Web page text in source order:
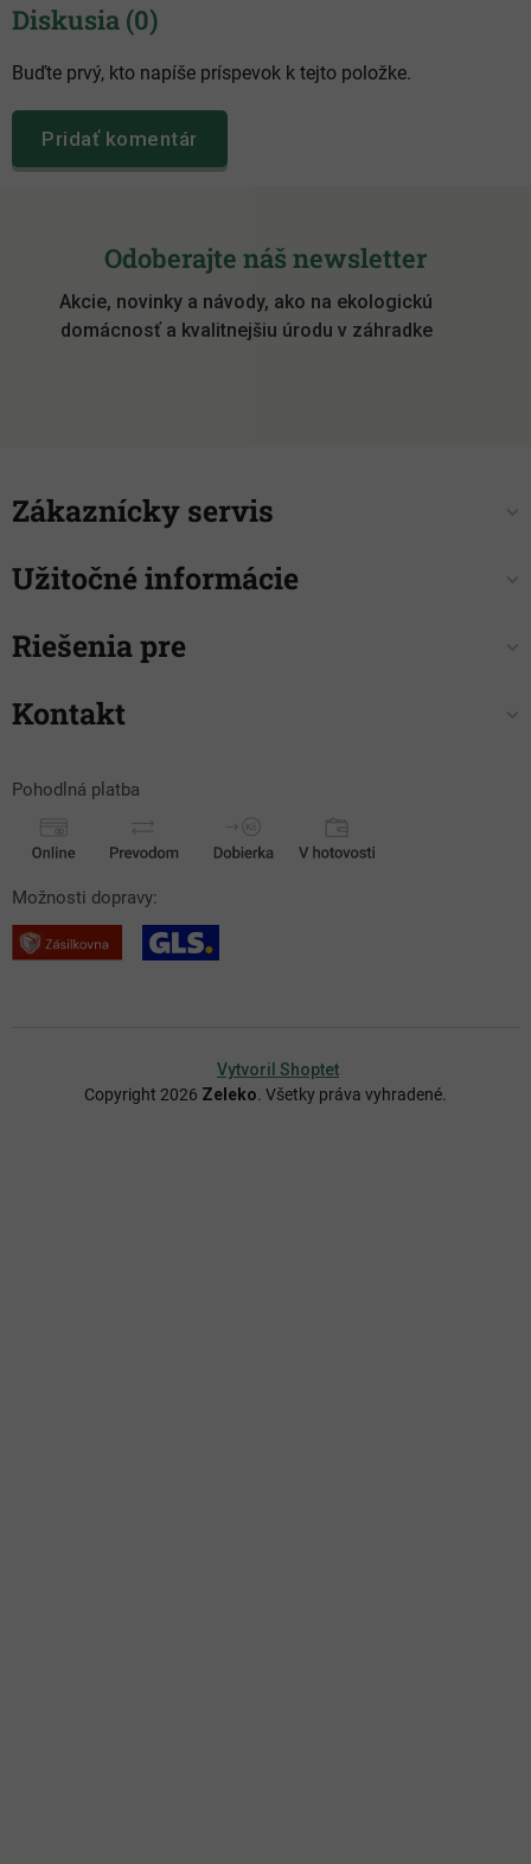
Diskusia (0)
Buďte prvý, kto napíše príspevok k tejto položke.
Pridať komentár
Odoberajte náš newsletter
Akcie, novinky a návody, ako na ekologickú
domácnosť a kvalitnejšiu úrodu v záhradke
Zákaznícky servis
Užitočné informácie
Riešenia pre
Kontakt
Pohodlná platba
Možnosti dopravy:
Vytvoril Shoptet
Copyright 2026 Zeleko. Všetky práva vyhradené.